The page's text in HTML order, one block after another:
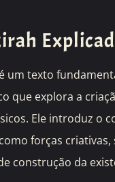
um texto
que explora a
Ele introduz o
forças criativas,
construção da